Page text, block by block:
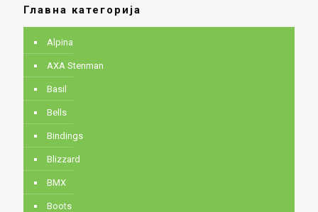
Главна категорија
Alpina
AXA Stenman
Basil
Bells
Bindings
Blizzard
BMX
Boots